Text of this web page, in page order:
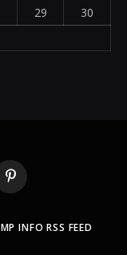
29
30
Pinterest
MP INFO RSS FEED